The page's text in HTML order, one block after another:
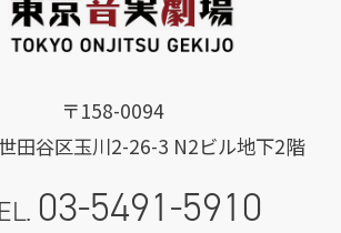
〒158-0094
田谷区玉川2-26-3 N2ビル地下2階
03-5491-5910